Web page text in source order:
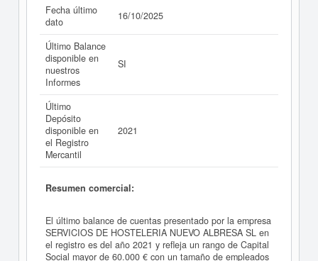
Fecha último
dato
16/10/2025
Último Balance
disponible en
nuestros
Informes
SI
Último
Depósito
disponible en
el Registro
Mercantil
2021
Resumen comercial:
El último balance de cuentas presentado por la empresa
SERVICIOS DE HOSTELERIA NUEVO ALBRESA SL en
el registro es del año 2021 y refleja un rango de Capital
Social mayor de 60.000 € con un tamaño de empleados